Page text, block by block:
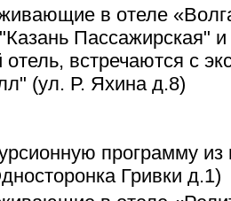
в отеле
Пассажирская"
отель, встречаются с
(ул. Р. Яхина д.8)
программу
Гривки д.1)